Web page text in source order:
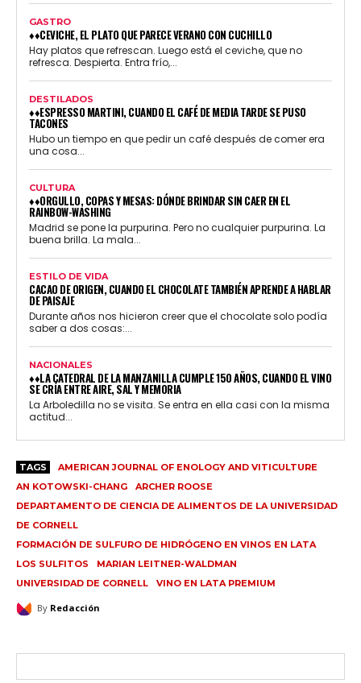
GASTRO
♦♦CEVICHE, EL PLATO QUE PARECE VERANO CON CUCHILLO
Hay platos que refrescan. Luego está el ceviche, que no
refresca. Despierta. Entra frío,...
DESTILADOS
♦♦ESPRESSO MARTINI, CUANDO EL CAFÉ DE MEDIA TARDE SE PUSO
TACONES
Hubo un tiempo en que pedir un café después de comer era
una cosa...
CULTURA
♦♦ORGULLO, COPAS Y MESAS: DÓNDE BRINDAR SIN CAER EN EL
RAINBOW-WASHING
Madrid se pone la purpurina. Pero no cualquier purpurina. La
buena brilla. La mala...
ESTILO DE VIDA
CACAO DE ORIGEN, CUANDO EL CHOCOLATE TAMBIÉN APRENDE A HABLAR
DE PAISAJE
Durante años nos hicieron creer que el chocolate solo podía
saber a dos cosas:...
NACIONALES
♦♦LA CATEDRAL DE LA MANZANILLA CUMPLE 150 AÑOS, CUANDO EL VINO
SE CRÍA ENTRE AIRE, SAL Y MEMORIA
La Arboledilla no se visita. Se entra en ella casi con la misma
actitud...
TAGS
AMERICAN JOURNAL OF ENOLOGY AND VITICULTURE
AN KOTOWSKI-CHANG
ARCHER ROOSE
DEPARTAMENTO DE CIENCIA DE ALIMENTOS DE LA UNIVERSIDAD
DE CORNELL
FORMACIÓN DE SULFURO DE HIDRÓGENO EN VINOS EN LATA
LOS SULFITOS
MARIAN LEITNER-WALDMAN
UNIVERSIDAD DE CORNELL
VINO EN LATA PREMIUM
By Redacción